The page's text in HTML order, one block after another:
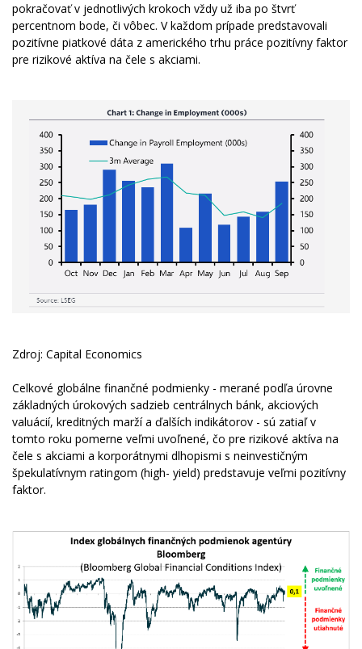
pokračovať v jednotlivých krokoch vždy už iba po štvrť
percentnom bode, či vôbec. V každom prípade predstavovali
pozitívne piatkové dáta z amerického trhu práce pozitívny faktor
pre rizikové aktíva na čele s akciami.
Zdroj: Capital Economics
Celkové globálne finančné podmienky - merané podľa úrovne
základných úrokových sadzieb centrálnych bánk, akciových
valuácií, kreditných marží a ďalších indikátorov - sú zatiaľ v
tomto roku pomerne veľmi uvoľnené, čo pre rizikové aktíva na
čele s akciami a korporátnymi dlhopismi s neinvestičným
špekulatívnym ratingom (high- yield) predstavuje veľmi pozitívny
faktor.